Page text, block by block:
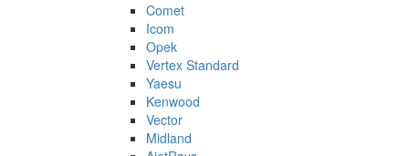
Comet
Icom
Opek
Vertex Standard
Yaesu
Kenwood
Vector
Midland